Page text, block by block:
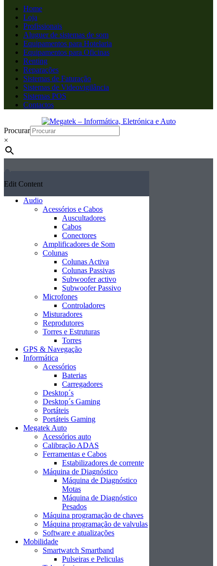
Home
Loja
Profissionais
Aluguer de sistemas de som
Equipamentos para Hotelaria
Equipamentos para Oficinas
Renting
Reparações
Sistemas de Faturação
Sistemas de Videovigilância
Sistemas POS
Contactos
Procurar
×
Edit Content
Audio
Acessórios e Cabos
Auscultadores
Cabos
Conectores
Amplificadores de Som
Colunas
Colunas Activa
Colunas Passivas
Subwoofer activo
Subwoofer Passivo
Microfones
Controladores
Misturadores
Reprodutores
Torres e Estruturas
Torres
GPS & Navegação
Informática
Acessórios
Baterias
Carregadores
Desktop´s
Desktop´s Gaming
Portáteis
Portáteis Gaming
Megatek Auto
Acessórios auto
Calibração ADAS
Ferramentas e Cabos
Estabilizadores de corrente
Máquina de Diagnóstico
Máquina de Diagnóstico
Motas
Máquina de Diagnóstico
Pesados
Máquina programação de chaves
Máquina programação de valvulas
Software e atualizações
Mobilidade
Smartwatch Smartband
Pulseiras e Peliculas